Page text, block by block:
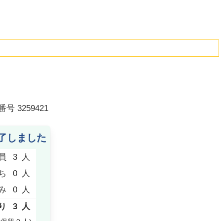
号 3259421
しました
3
人
0
人
0
人
3 人